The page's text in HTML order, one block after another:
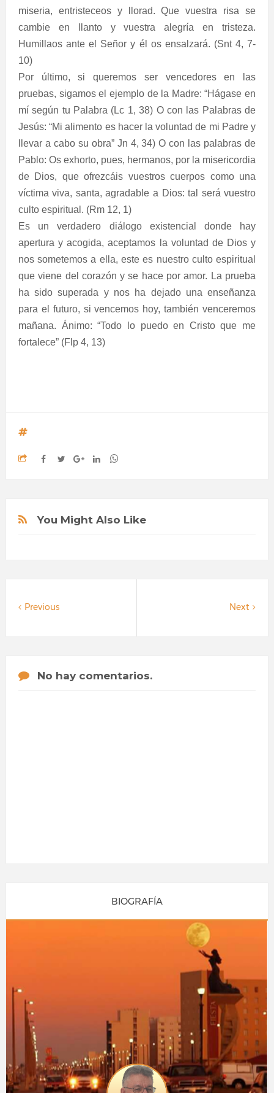
miseria, entristeceos y llorad. Que vuestra risa se
cambie en llanto y vuestra alegría en tristeza.
Humillaos ante el Señor y él os ensalzará. (Snt 4, 7-
10)
Por último, si queremos ser vencedores en las
pruebas, sigamos el ejemplo de la Madre: “Hágase en
mí según tu Palabra (Lc 1, 38) O con las Palabras de
Jesús: “Mi alimento es hacer la voluntad de mi Padre y
llevar a cabo su obra” Jn 4, 34) O con las palabras de
Pablo: Os exhorto, pues, hermanos, por la misericordia
de Dios, que ofrezcáis vuestros cuerpos como una
víctima viva, santa, agradable a Dios: tal será vuestro
culto espiritual. (Rm 12, 1)
Es un verdadero diálogo existencial donde hay
apertura y acogida, aceptamos la voluntad de Dios y
nos sometemos a ella, este es nuestro culto espiritual
que viene del corazón y se hace por amor. La prueba
ha sido superada y nos ha dejado una enseñanza
para el futuro, si vencemos hoy, también venceremos
mañana. Ánimo: “Todo lo puedo en Cristo que me
fortalece” (Flp 4, 13)
You Might Also Like
Next
Previous
No hay comentarios.
BIOGRAFÍA